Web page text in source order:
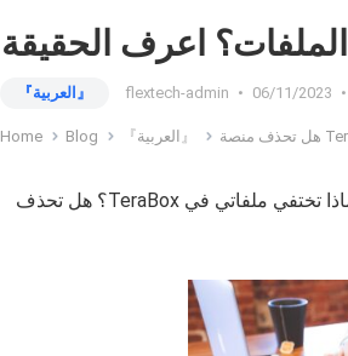
『العربية』 flextech-admin • 06/11/2023 •
Home Blog 『العربية』
طرح بعض المستخدمين مؤخرًا السؤال التالي: “لماذا تختفي ملفاتي في TeraBox؟ هل تحذف